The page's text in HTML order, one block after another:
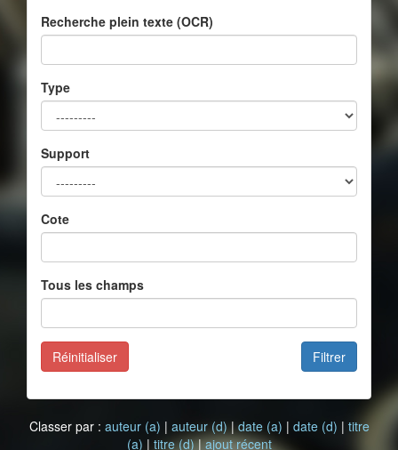
Recherche plein texte (OCR)
Type
Support
Cote
Tous les champs
Filtrer
Réinitialiser
Classer par : auteur (a) | auteur (d)|date (a) | date (d) | titre
(a) | titre (d)|ajout récent